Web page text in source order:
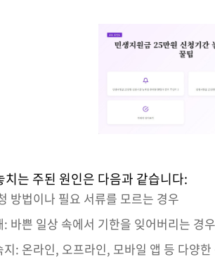
치는 주된 원인은 다음과 같습니다:
방법이나 필요 서류를 모르는 경우
: 바쁜 일상 속에서 기한을 잊어버리는 경우
지: 온라인, 오프라인, 모바일 앱 등 다양